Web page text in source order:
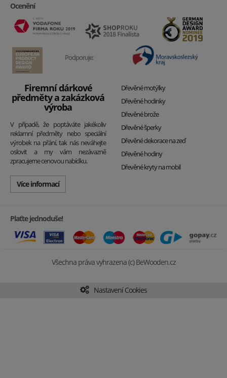
Ocenění
Podporuje:
Firemní dárkové
předměty a zakázková
výroba
V případě, že poptáváte jakékoliv
reklamní předměty nebo speciální
výrobek na přání, tak nás neváhejte
oslovit a my vám nezávazně
zpracujeme cenovou nabídku.
Více informací
Dřevěné motýlky
Dřevěné hodinky
Dřevěné brože
Dřevěné šperky
Dřevěné dekorace na zeď
Dřevěné hodiny
Dřevěné kryty na mobil
Plaťte jednoduše!
Všechna práva vyhrazena (c) BeWooden.cz
Nastavení Cookies